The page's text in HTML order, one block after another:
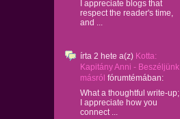
I appreciate blogs that
respect the reader's time,
and ...
írta 2 hete a(z) Kotta:
Kapitány Anni - Beszéljünk
másról fórumtémában:
What a thoughtful write-up;
I appreciate how you
connect ...